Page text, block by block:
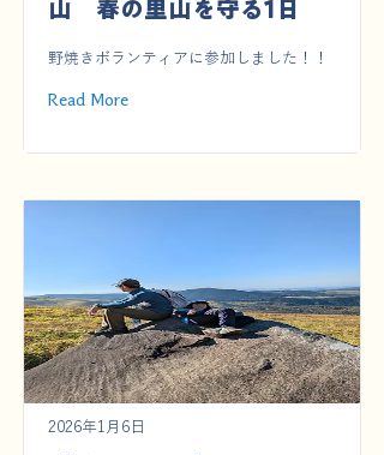
山 春の里山を守る1日
野焼きボランティアに参加しました！！
Read More
2026年1月6日